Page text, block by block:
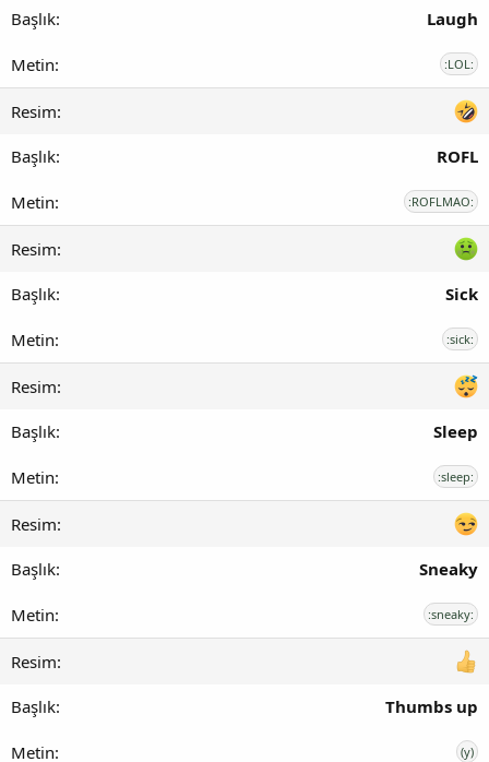
Laugh
:LOL:
ROFL
:ROFLMAO:
Sick
:sick:
Sleep
:sleep:
Sneaky
:sneaky:
Thumbs up
(y)